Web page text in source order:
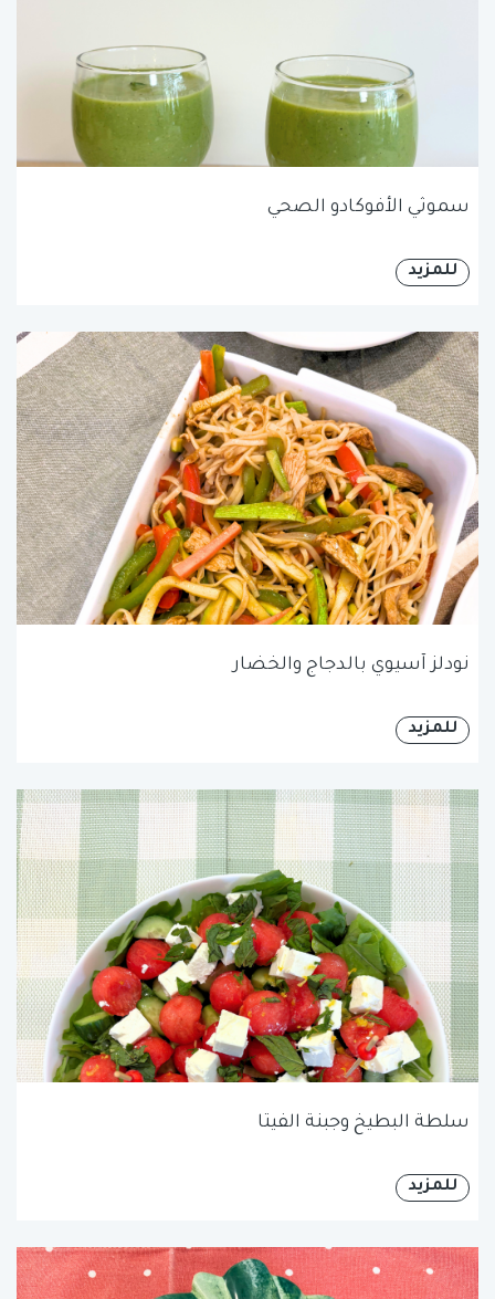
سموثي الأفوكادو الصحي
للمزيد
نودلز آسيوي بالدجاج والخضار
للمزيد
سلطة البطيخ وجبنة الفيتا
للمزيد